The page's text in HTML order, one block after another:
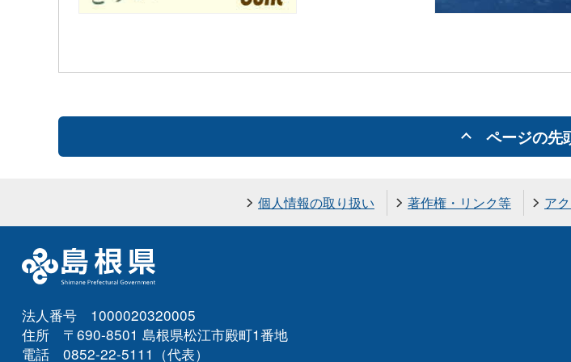
ページの先
個人情報の取り扱い 著作権・リンク等 ア
法人番号 1000020320005
住所 〒690-8501 島根県松江市殿町1番地
電話 0852-22-5111（代表）